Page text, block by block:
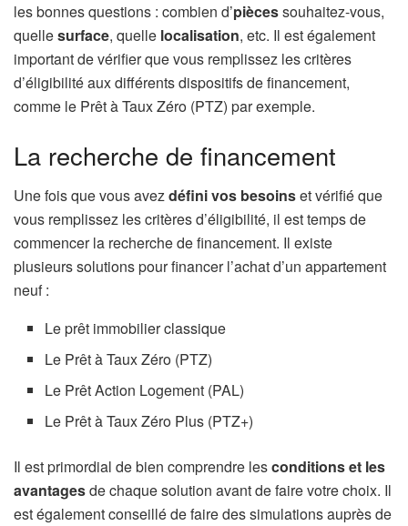
les bonnes questions : combien d’piècessouhaitez-vous,
quellesurface, quelle localisation, etc. Il est également
important de vérifier que vous remplissez les critères
d’éligibilité aux différents dispositifs de financement,
comme le Prêt à Taux Zéro (PTZ) par exemple.
La recherche de financement
Une fois que vous avezdéfini vos besoinset vérifié que
vous remplissez les critères d’éligibilité, il est temps de
commencer la recherche de financement. Il existe
plusieurs solutions pour financer l’achat d’un appartement
neuf :
Le prêt immobilier classique
Le Prêt à Taux Zéro (PTZ)
Le Prêt Action Logement (PAL)
Le Prêt à Taux Zéro Plus (PTZ+)
Il est primordial de bien comprendre lesconditions et les
avantagesde chaque solution avant de faire votre choix. Il
est également conseillé de faire des simulations auprès de